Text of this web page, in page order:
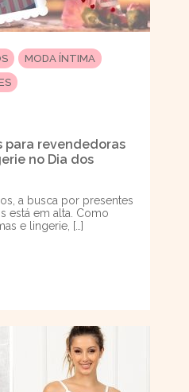
MODA ÍNTIMA
para revendedoras
no Dia dos
a busca por presentes
está em alta. Como
e lingerie, […]